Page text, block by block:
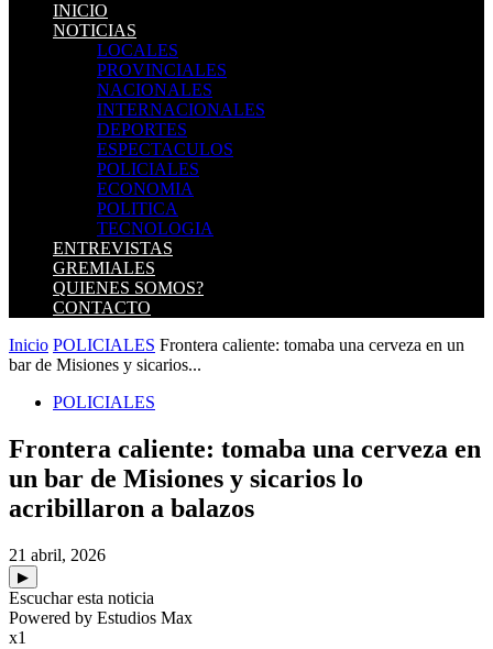
INICIO
NOTICIAS
LOCALES
PROVINCIALES
NACIONALES
INTERNACIONALES
DEPORTES
ESPECTACULOS
POLICIALES
ECONOMIA
POLITICA
TECNOLOGIA
ENTREVISTAS
GREMIALES
QUIENES SOMOS?
CONTACTO
Inicio POLICIALES Frontera caliente: tomaba una cerveza en un
bar de Misiones y sicarios...
POLICIALES
Frontera caliente: tomaba una cerveza en
un bar de Misiones y sicarios lo
acribillaron a balazos
21 abril, 2026
▶
Escuchar esta noticia
Powered by Estudios Max
x1